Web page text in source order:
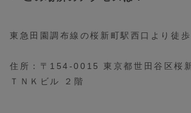
東急田園調布線の桜新町駅西口より徒
住所：〒154-0015 東京都世田谷区桜
ＴＮＫビル ２階